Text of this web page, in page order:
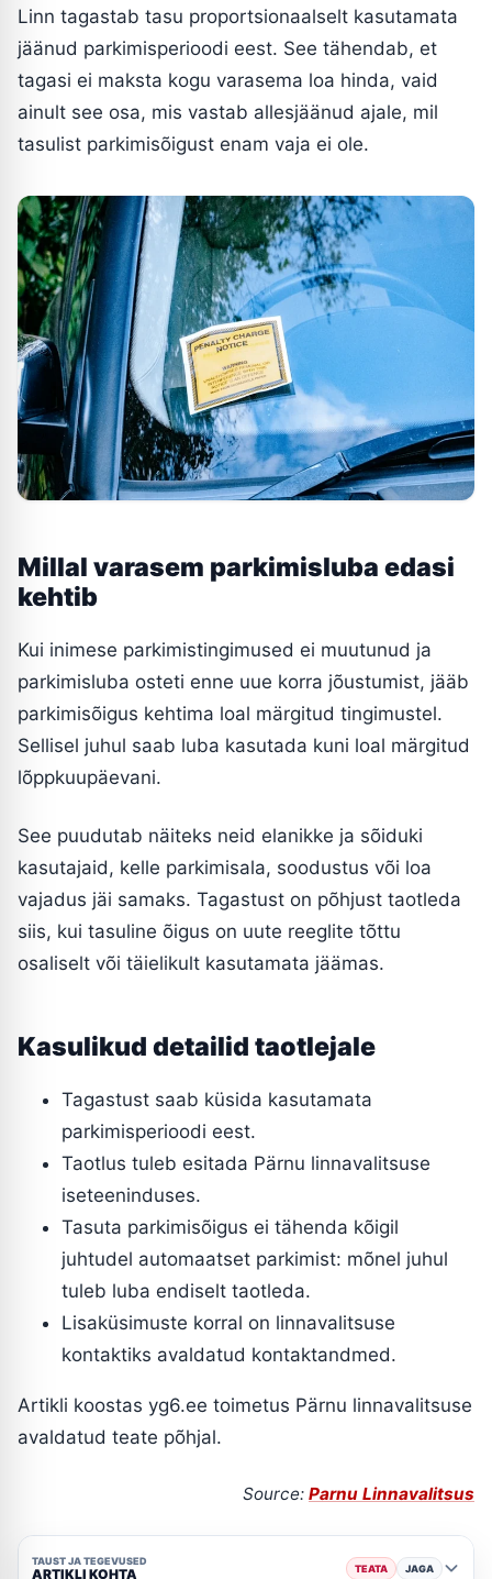
Linn tagastab tasu proportsionaalselt kasutamata
jäänud parkimisperioodi eest. See tähendab, et
tagasi ei maksta kogu varasema loa hinda, vaid
ainult see osa, mis vastab allesjäänud ajale, mil
tasulist parkimisõigust enam vaja ei ole.
Millal varasem parkimisluba edasi
kehtib
Kui inimese parkimistingimused ei muutunud ja
parkimisluba osteti enne uue korra jõustumist, jääb
parkimisõigus kehtima loal märgitud tingimustel.
Sellisel juhul saab luba kasutada kuni loal märgitud
lõppkuupäevani.
See puudutab näiteks neid elanikke ja sõiduki
kasutajaid, kelle parkimisala, soodustus või loa
vajadus jäi samaks. Tagastust on põhjust taotleda
siis, kui tasuline õigus on uute reeglite tõttu
osaliselt või täielikult kasutamata jäämas.
Kasulikud detailid taotlejale
Tagastust saab küsida kasutamata
parkimisperioodi eest.
Taotlus tuleb esitada Pärnu linnavalitsuse
iseteeninduses.
Tasuta parkimisõigus ei tähenda kõigil
juhtudel automaatset parkimist: mõnel juhul
tuleb luba endiselt taotleda.
Lisaküsimuste korral on linnavalitsuse
kontaktiks avaldatud kontaktandmed.
Artikli koostas yg6.ee toimetus Pärnu linnavalitsuse
avaldatud teate põhjal.
Source: Parnu Linnavalitsus
TAUST JA TEGEVUSED
ARTIKLI KOHTA TEATA JAGA